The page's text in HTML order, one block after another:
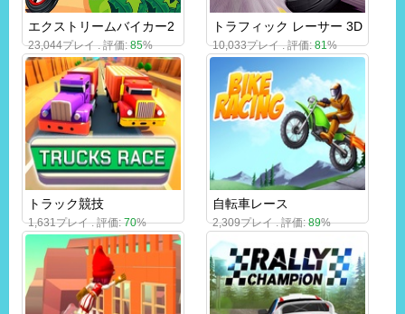
エクストリームバイカー2
23,044プレイ . 評価:85%
トラフィック レーサー 3D
10,033プレイ . 評価:81%
トラック競技
1,631プレイ . 評価:70%
自転車レース
2,309プレイ . 評価:89%